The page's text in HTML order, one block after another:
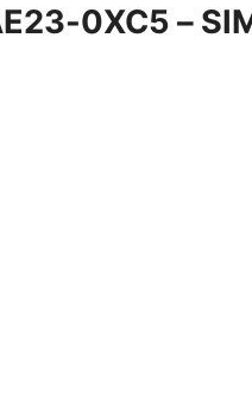
0XC5 –